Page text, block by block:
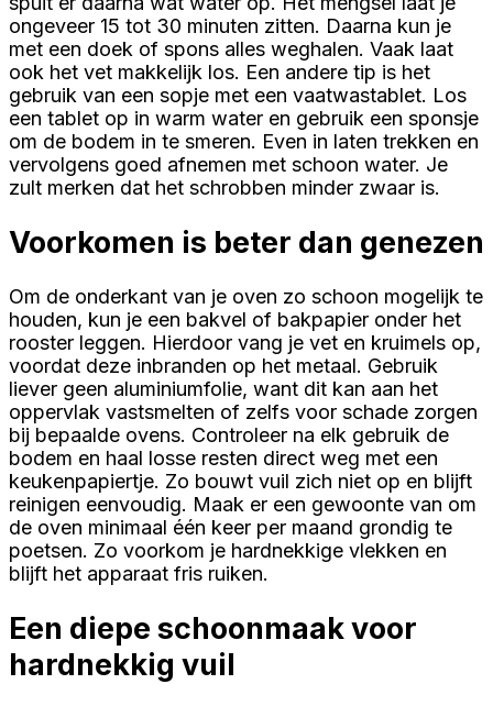
ongeveer 15 tot 30 minuten zitten. Daarna kun je
met een doek of spons alles weghalen. Vaak laat
ook het vet makkelijk los. Een andere tip is het
gebruik van een sopje met een vaatwastablet. Los
een tablet op in warm water en gebruik een sponsje
om de bodem in te smeren. Even in laten trekken en
vervolgens goed afnemen met schoon water. Je
zult merken dat het schrobben minder zwaar is.
Voorkomen is beter dan genezen
Om de onderkant van je oven zo schoon mogelijk te
houden, kun je een bakvel of bakpapier onder het
rooster leggen. Hierdoor vang je vet en kruimels op,
voordat deze inbranden op het metaal. Gebruik
liever geen aluminiumfolie, want dit kan aan het
oppervlak vastsmelten of zelfs voor schade zorgen
bij bepaalde ovens. Controleer na elk gebruik de
bodem en haal losse resten direct weg met een
keukenpapiertje. Zo bouwt vuil zich niet op en blijft
reinigen eenvoudig. Maak er een gewoonte van om
de oven minimaal één keer per maand grondig te
poetsen. Zo voorkom je hardnekkige vlekken en
blijft het apparaat fris ruiken.
Een diepe schoonmaak voor
hardnekkig vuil